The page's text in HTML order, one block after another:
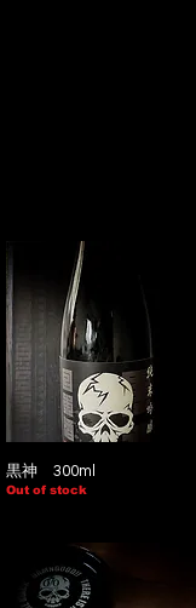
黒神 300ml
Out of stock